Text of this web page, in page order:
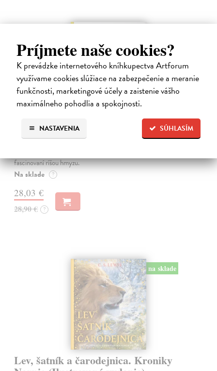
Príjmete naše cookies?
K prevádzke internetového kníhkupectva Artforum
využívame cookies slúžiace na zabezpečenie a meranie
funkčnosti, marketingové účely a zaistenie vášho
maximálneho pohodlia a spokojnosti.
SÚHLASÍM
NASTAVENIA
Alica a hmyz
fascinovaní ríšou hmyzu.
Na sklade ?
28,03 €
28,90 € ?
na sklade
Lev, šatník a čarodejnica. Kroniky